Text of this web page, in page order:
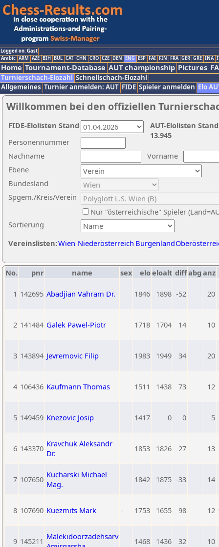
Logged on: Gast
Arabic ARM AZE BIH BUL CAT CHN CRO CZE DEN ENG ESP FAI FIN FRA GER GRE INA
Home Tournament-Database AUT championship Pictures
Turnierschach-Elozahl Schnellschach-Elozahl
Allgemeines Turnier anmelden: AUT FIDE Spieler anmelden Elo
Willkommen bei den offiziellen
Nachname
Vorname
Ebene
Sortierung
Personennummer
Bundesland
Spgem./Kreis/Verein
Nur "österreichische" Spieler
Vereinslisten:Wien Niederösterreich Burgenland
AUT-Elolisten
13.945
FIDE-Elolisten Stand
No. pnr name sex eloeloalt diffabg anz
1 142695 Abadjian Vahram Dr. 1846 1898 -52 20
2 141484 Galek Pawel-Piotr 1718 1704 14 10
3 143894 Jevremovic Filip 1983 1949 34 20
4 106436 Kaufmann Thomas 1511 1438 73 12
5 149459 Knezovic Josip 1417 0 0 5
6 143370 Kravchuk Aleksandr
Dr.
1853 1826 27 13
7 107650 Kucharski Michael
Mag.
1842 1875 -33 14
8 107690 Kuezmits Mark - 1753 1655 98 12
9 145211 Malekidoorzadehsarv
1468 1436 32 10